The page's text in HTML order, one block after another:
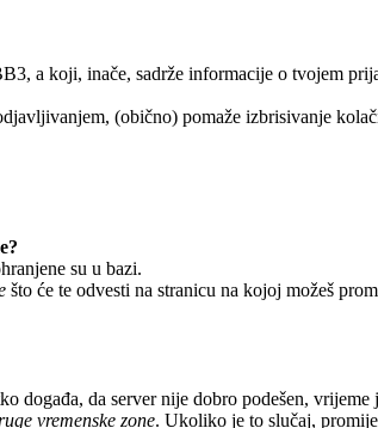
a koji, inače, sadrže informacije o tvojem
(obično) pomaže izbrisivanje
su u bazi.
što će te odvesti na stranicu na kojoj možeš
događa, da server nije dobro podešen,
vremenske zone. Ukoliko je to slučaj,